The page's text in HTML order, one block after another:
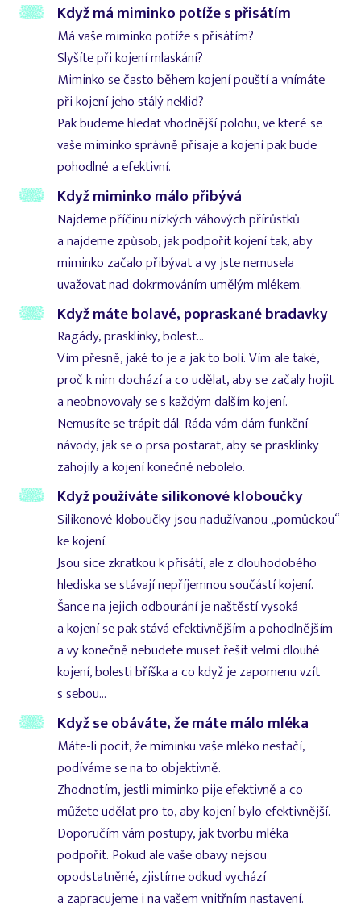
Když má miminko potíže s přisátím
Má vaše miminko potíže s přisátím?
Slyšíte při kojení mlaskání?
Miminko se často během kojení pouští a vnímáte
při kojení jeho stálý neklid?
Pak budeme hledat vhodnější polohu, ve které se
vaše miminko správně přisaje a kojení pak bude
pohodlné a efektivní.
Když miminko málo přibývá
Najdeme příčinu nízkých váhových přírůstků
a najdeme způsob, jak podpořit kojení tak, aby
miminko začalo přibývat a vy jste nemusela
uvažovat nad dokrmováním umělým mlékem.
Když máte bolavé, popraskané bradavky
Ragády, prasklinky, bolest...
Vím přesně, jaké to je a jak to bolí. Vím ale také,
proč k nim dochází a co udělat, aby se začaly hojit
a neobnovovaly se s každým dalším kojení.
Nemusíte se trápit dál. Ráda vám dám funkční
návody, jak se o prsa postarat, aby se prasklinky
zahojily a kojení konečně nebolelo.
Když používáte silikonové kloboučky
Silikonové kloboučky jsou nadužívanou „pomůckou“
ke kojení.
Jsou sice zkratkou k přisátí, ale z dlouhodobého
hlediska se stávají nepříjemnou součástí kojení.
Šance na jejich odbourání je naštěstí vysoká
a kojení se pak stává efektivnějším a pohodlnějším
a vy konečně nebudete muset řešit velmi dlouhé
kojení, bolesti bříška a co když je zapomenu vzít
s sebou...
Když se obáváte, že máte málo mléka
Máte-li pocit, že miminku vaše mléko nestačí,
podíváme se na to objektivně.
Zhodnotím, jestli miminko pije efektivně a co
můžete udělat pro to, aby kojení bylo efektivnější.
Doporučím vám postupy, jak tvorbu mléka
podpořit. Pokud ale vaše obavy nejsou
opodstatněné, zjistíme odkud vychází
a zapracujeme i na vašem vnitřním nastavení.